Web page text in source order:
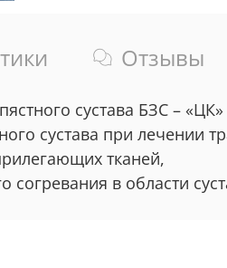
Отзывы
сустава БЗС – «ЦК»
сустава при лечении
тканей,
в области